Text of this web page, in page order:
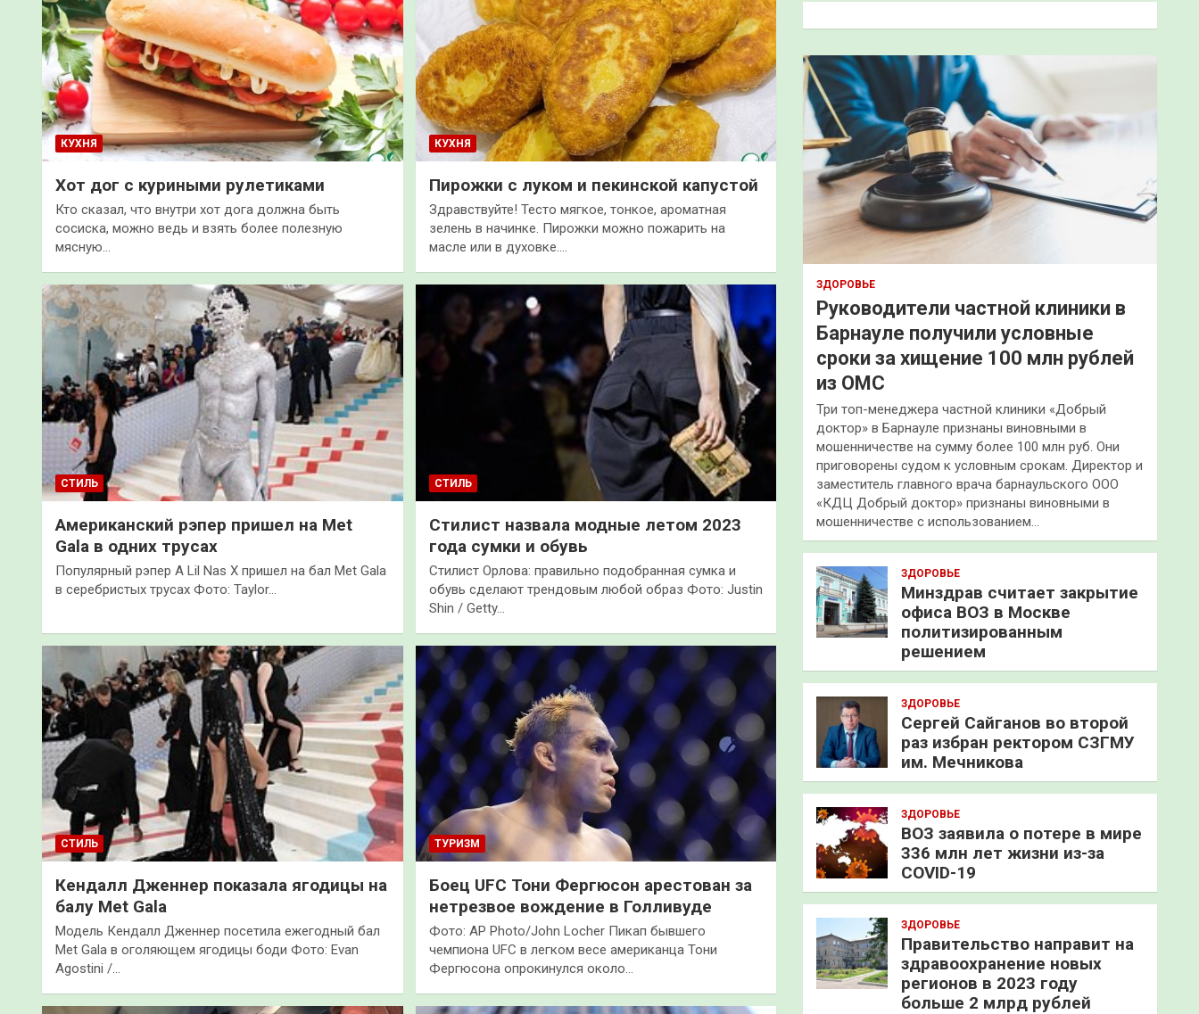
КУХНЯ
Хот дог с куриными рулетиками
Кто сказал, что внутри хот дога должна быть
сосиска, можно ведь и взять более полезную
мясную…
КУХНЯ
Пирожки с луком и пекинской капустой
Здравствуйте! Тесто мягкое, тонкое, ароматная
зелень в начинке. Пирожки можно пожарить на
масле или в духовке.…
СТИЛЬ
Американский рэпер пришел на Met
Gala в одних трусах
Популярный рэпер А Lil Nas X пришел на бал Met Gala
в серебристых трусах Фото: Taylor…
СТИЛЬ
Стилист назвала модные летом 2023
года сумки и обувь
Стилист Орлова: правильно подобранная сумка и
обувь сделают трендовым любой образ Фото: Justin
Shin / Getty…
СТИЛЬ
Кендалл Дженнер показала ягодицы на
балу Met Gala
Модель Кендалл Дженнер посетила ежегодный бал
Met Gala в оголяющем ягодицы боди Фото: Evan
Agostini /…
ТУРИЗМ
Боец UFC Тони Фергюсон арестован за
нетрезвое вождение в Голливуде
Фото: AP Photo/John Locher Пикап бывшего
чемпиона UFC в легком весе американца Тони
Фергюсона опрокинулся около…
к
ЗДОРОВЬЕ
Руководители частной клиники в
Барнауле получили условные
сроки за хищение 100 млн рублей
из ОМС
Три топ-менеджера частной клиники «Добрый
доктор» в Барнауле признаны виновными в
мошенничестве на сумму более 100 млн руб. Они
приговорены судом к условным срокам. Директор и
заместитель главного врача барнаульского ООО
«КДЦ Добрый доктор» признаны виновными в
мошенничестве с использованием…
ЗДОРОВЬЕ
Минздрав считает закрытие
офиса ВОЗ в Москве
политизированным
решением
ЗДОРОВЬЕ
Сергей Сайганов во второй
раз избран ректором СЗГМУ
им. Мечникова
ЗДОРОВЬЕ
ВОЗ заявила о потере в мире
336 млн лет жизни из-за
COVID-19
ЗДОРОВЬЕ
Правительство направит на
здравоохранение новых
регионов в 2023 году
больше 2 млрд рублей